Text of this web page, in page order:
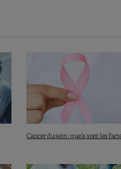
Cancer du sein : quels sont les